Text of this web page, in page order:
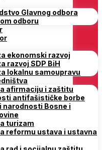
Glavnog odbora
odboru
ekonomski razvoj
razvoj SDP BiH
lokalnu samoupravu
afirmaciju i zaštitu
antifašističke borbe
narodnosti Bosne i
turizam
reformu ustava i ustavna